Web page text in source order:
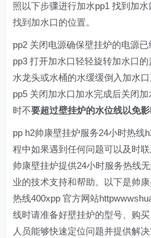
照以下步骤进行加水pp1 找到加
找到加水口的位置。
pp2 关闭电源确保壁挂炉的电源已
pp3 打开加水口轻轻旋转加水口
水龙头或水桶的水缓缓倒入加水
pp5 关闭加水口加水完成后关闭
时不要超过壁挂炉的水位线以免影
pp h2帅康壁挂炉服务24小时热线
程中如果遇到任何问题可以及时
帅康壁挂炉提供24小时服务热线
业的技术支持和帮助。以下是帅
热线400xpp 官方网站
线时请准备好壁挂炉的型号、购
人员能够快速定位问题并提供解